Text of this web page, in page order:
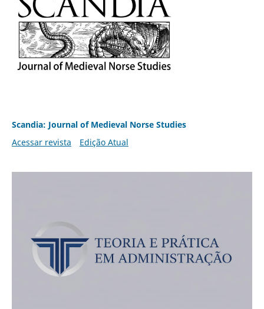
Scandia: Journal of Medieval Norse Studies
Acessar revista
Edição Atual